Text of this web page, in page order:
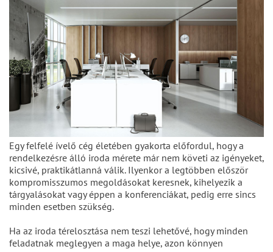
Egy felfelé ívelő cég életében gyakorta előfordul, hogy a
rendelkezésre álló iroda mérete már nem követi az igényeket,
kicsivé, praktikátlanná válik. Ilyenkor a legtöbben először
kompromisszumos megoldásokat keresnek, kihelyezik a
tárgyalásokat vagy éppen a konferenciákat, pedig erre sincs
minden esetben szükség.
Ha az iroda térelosztása nem teszi lehetővé, hogy minden
feladatnak meglegyen a maga helye, azon könnyen